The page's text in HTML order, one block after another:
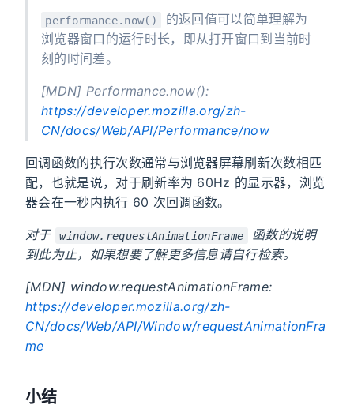
performance.now()
的返回值可以简单理解为
浏览器窗口的运行时长，即从打开窗口到当前时
刻的时间差。
[MDN] Performance.now():
https://developer.mozilla.org/zh-
CN/docs/Web/API/Performance/now
回调函数的执行次数通常与浏览器屏幕刷新次数相匹
配，也就是说，对于刷新率为 60Hz 的显示器，浏览
器会在一秒内执行 60 次回调函数。
对于 window.requestAnimationFrame
函数的说明
到此为止，如果想要了解更多信息请自行检索。
[MDN] window.requestAnimationFrame:
https://developer.mozilla.org/zh-
CN/docs/Web/API/Window/requestAnimationFra
me
小结